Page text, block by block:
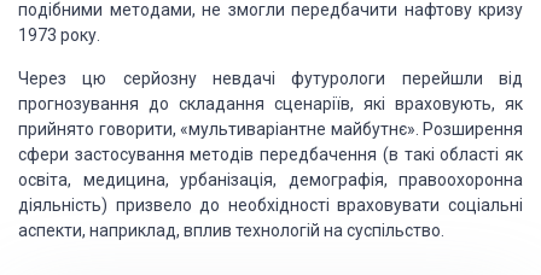
подібними методами, не змогли передбачити нафтову кризу
1973 року.
Через цю серйозну невдачі футурологи перейшли від
прогнозування до складання сценаріїв, які враховують, як
прийнято говорити, «мультиваріантне майбутнє». Розширення
сфери застосування методів передбачення (в такі області як
освіта, медицина, урбанізація, демографія, правоохоронна
діяльність) призвело до необхідності враховувати соціальні
аспекти, наприклад, вплив технологій на суспільство.